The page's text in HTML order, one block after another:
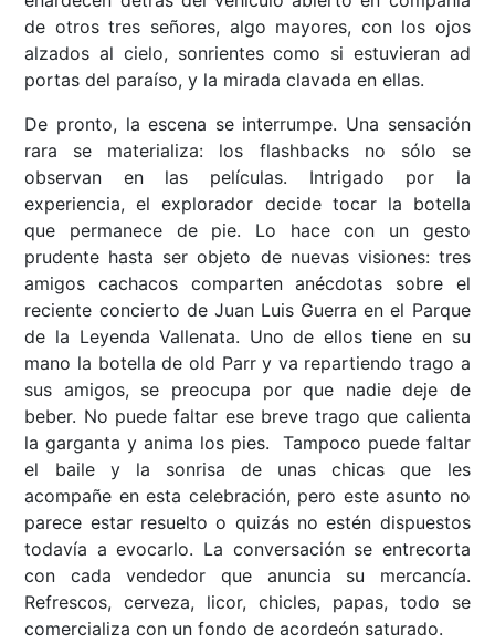
de otros tres señores, algo mayores, con los ojos
alzados al cielo, sonrientes como si estuvieran ad
portas del paraíso, y la mirada clavada en ellas.
De pronto, la escena se interrumpe. Una sensación
rara se materializa: los flashbacks no sólo se
observan en las películas. Intrigado por la
experiencia, el explorador decide tocar la botella
que permanece de pie. Lo hace con un gesto
prudente hasta ser objeto de nuevas visiones: tres
amigos cachacos comparten anécdotas sobre el
reciente concierto de Juan Luis Guerra en el Parque
de la Leyenda Vallenata. Uno de ellos tiene en su
mano la botella de old Parr y va repartiendo trago a
sus amigos, se preocupa por que nadie deje de
beber. No puede faltar ese breve trago que calienta
la garganta y anima los pies. Tampoco puede faltar
el baile y la sonrisa de unas chicas que les
acompañe en esta celebración, pero este asunto no
parece estar resuelto o quizás no estén dispuestos
todavía a evocarlo. La conversación se entrecorta
con cada vendedor que anuncia su mercancía.
Refrescos, cerveza, licor, chicles, papas, todo se
comercializa con un fondo de acordeón saturado.